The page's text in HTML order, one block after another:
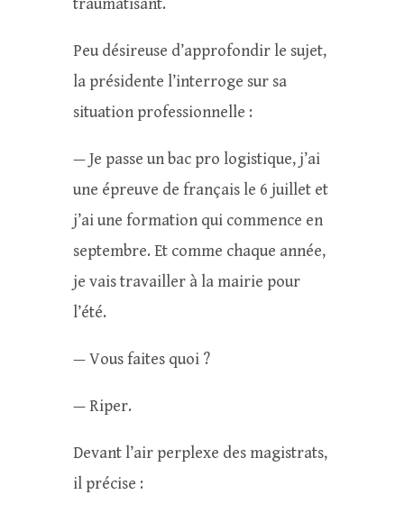
traumatisant.
Peu désireuse d’approfondir le sujet,
la présidente l’interroge sur sa
situation professionnelle :
— Je passe un bac pro logistique, j’ai
une épreuve de français le 6 juillet et
j’ai une formation qui commence en
septembre. Et comme chaque année,
je vais travailler à la mairie pour
l’été.
— Vous faites quoi ?
— Riper.
Devant l’air perplexe des magistrats,
il précise :